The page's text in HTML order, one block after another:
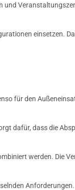
und
einsetzen.
für den
dafür, dass die
werden. Die
Anforderungen.